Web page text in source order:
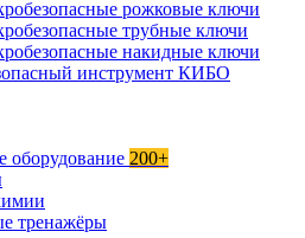
рожковые ключи
трубные ключи
накидные ключи
инструмент КИБО
оборудование 200+
тренажёры